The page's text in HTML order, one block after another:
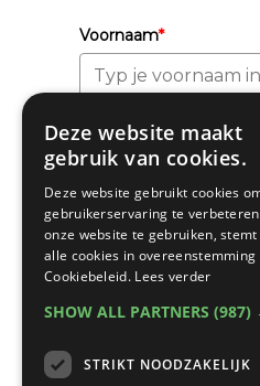
Voornaam*
Achternaam
Email*
We gaan voorzichtig
Lees in het
Deze website maakt
gebruik van cookies.
Deze website gebruikt cookies
gebruikerservaring te
onze website te gebruiken,
alle cookies in overeenstemming
Cookiebeleid. Lees verder
SHOW ALL PARTNERS (987)
STRIKT NOODZAKELIJK